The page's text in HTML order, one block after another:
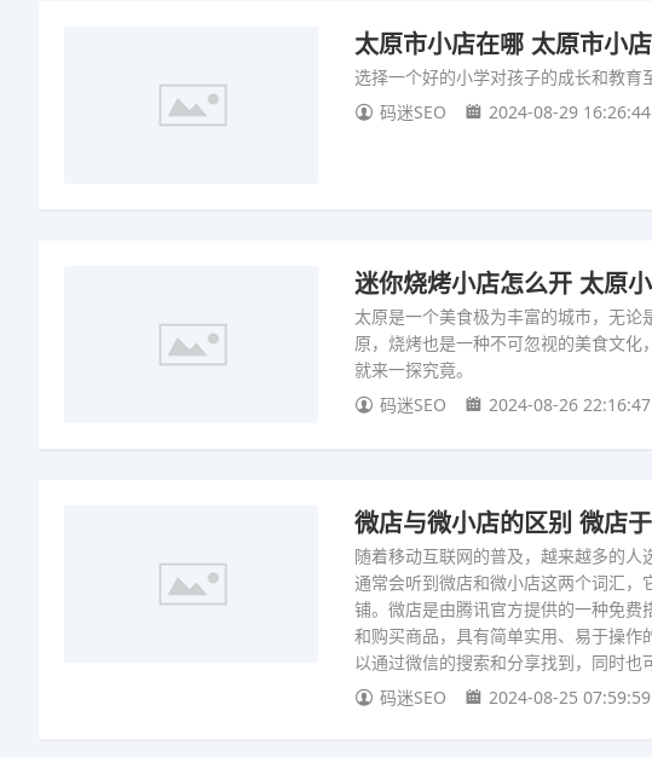
太原市小店在哪 太原市小
选择一个好的小学对孩子的成长和教育
码迷SEO
2024-08-29 16:26:44
迷你烧烤小店怎么开 太原
太原是一个美食极为丰富的城市，无
原，烧烤也是一种不可忽视的美食文
就来一探究竟。
码迷SEO
2024-08-26 22:16:47
微店与微小店的区别 微店
随着移动互联网的普及，越来越多的
通常会听到微店和微小店这两个词汇
铺。微店是由腾讯官方提供的一种免
和购买商品，具有简单实用、易于操
以通过微信的搜索和分享找到，同时
码迷SEO
2024-08-25 07:59:59